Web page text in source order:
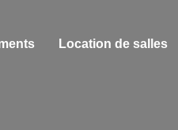
Location de salles